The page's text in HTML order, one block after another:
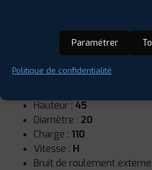
Runflat :Non
Hauteur : 45
Diamètre : 20
Charge : 110
Vitesse : H
Bruit de roulement externe
Paramétrer
Politique de confidentialité